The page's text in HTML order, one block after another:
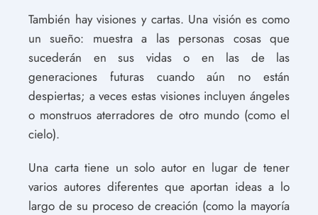
También hay visiones y cartas. Una visión es como
un sueño: muestra a las personas cosas que
sucederán en sus vidas o en las de las
generaciones futuras cuando aún no están
despiertas; a veces estas visiones incluyen ángeles
o monstruos aterradores de otro mundo (como el
cielo).
Una carta tiene un solo autor en lugar de tener
varios autores diferentes que aportan ideas a lo
largo de su proceso de creación (como la mayoría